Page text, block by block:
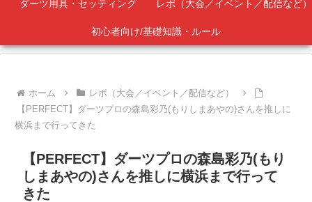
ダーツ用具・セッティング レポ（大会／イベント／配信など）
初心者向け/基礎知識・ルール
ホーム
レポ（大会／イベント／配信など）
【PERFECT】ダーツプロの森島彩乃(もりしまあやの)さんを推しに
横浜まで行ってきた
【PERFECT】ダーツプロの森島彩乃(もり
しまあやの)さんを推しに横浜まで行って
きた